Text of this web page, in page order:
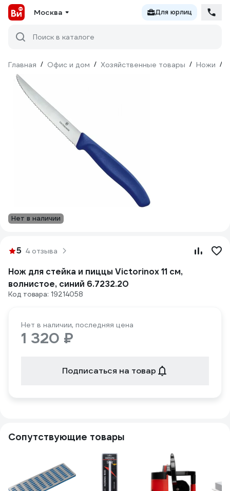
Москва Для юрлиц
Поиск в каталоге
Главная / Офис и дом / Хозяйственные товары / Ножи /
Нет в наличии
5 4 отзыва
Нож для стейка и пиццы Victorinox 11 см,
волнистое, синий 6.7232.20
Код товара: 19214058
Нет в наличии, последняя цена
1 320 ₽
Подписаться на товар
Сопутствующие товары